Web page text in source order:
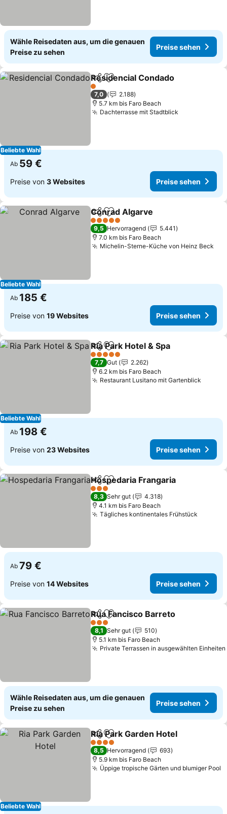
Wähle Reisedaten aus, um die genauen
Preise zu sehen
Preise sehen
Beliebte Wahl
TeilenZu Favoriten hinzufügen
Residencial Condado
1 Sterne
7,0
2.188
5.7 km bis Faro Beach
Dachterrasse mit Stadtblick
Ab 59 €
Preise von 3 Websites Preise sehen
Beliebte Wahl
TeilenZu Favoriten hinzufügen
Conrad Algarve
5 Sterne
9,5 Hervorragend
5.441
7.0 km bis Faro Beach
Michelin-Sterne-Küche von Heinz Beck
Ab 185 €
Preise von 19 Websites Preise sehen
Beliebte Wahl
TeilenZu Favoriten hinzufügen
Ria Park Hotel & Spa
5 Sterne
7,7 Gut
2.262
6.2 km bis Faro Beach
Restaurant Lusitano mit Gartenblick
Ab 198 €
Preise von 23 Websites Preise sehen
TeilenZu Favoriten hinzufügen
Hospedaria Frangaria
3 Sterne
8,3 Sehr gut
4.318
4.1 km bis Faro Beach
Tägliches kontinentales Frühstück
Ab 79 €
Preise von 14 Websites Preise sehen
TeilenZu Favoriten hinzufügen
Rua Fancisco Barreto
3 Sterne
8,1 Sehr gut
510
5.1 km bis Faro Beach
Private Terrassen in ausgewählten Einheiten
Wähle Reisedaten aus, um die genauen
Preise zu sehen
Preise sehen
Beliebte Wahl
TeilenZu Favoriten hinzufügen
Ria Park Garden Hotel
4 Sterne
8,5 Hervorragend
693
5.9 km bis Faro Beach
Üppige tropische Gärten und blumiger Pool